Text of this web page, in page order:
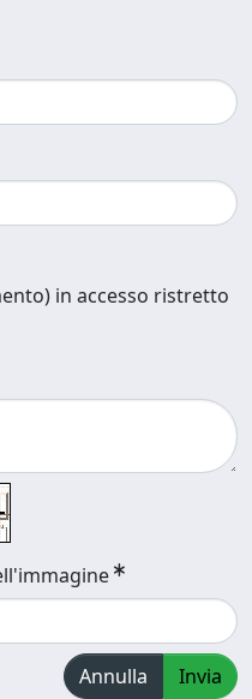
in accesso ristretto
Annulla Invia